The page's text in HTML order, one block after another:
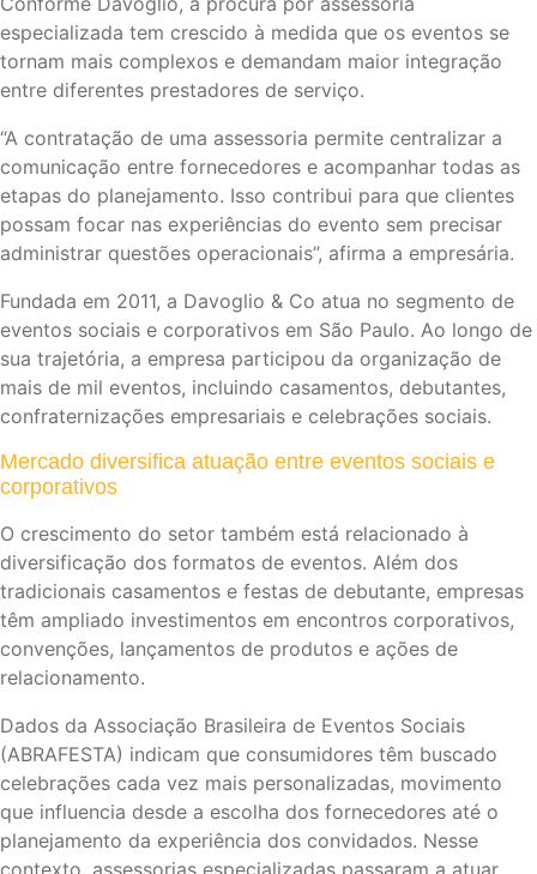
especializada tem crescido à medida que os eventos se
tornam mais complexos e demandam maior integração
entre diferentes prestadores de serviço.
“A contratação de uma assessoria permite centralizar a
comunicação entre fornecedores e acompanhar todas as
etapas do planejamento. Isso contribui para que clientes
possam focar nas experiências do evento sem precisar
administrar questões operacionais”, afirma a empresária.
Fundada em 2011, a Davoglio & Co atua no segmento de
eventos sociais e corporativos em São Paulo. Ao longo de
sua trajetória, a empresa participou da organização de
mais de mil eventos, incluindo casamentos, debutantes,
confraternizações empresariais e celebrações sociais.
Mercado diversifica atuação entre eventos sociais e
corporativos
O crescimento do setor também está relacionado à
diversificação dos formatos de eventos. Além dos
tradicionais casamentos e festas de debutante, empresas
têm ampliado investimentos em encontros corporativos,
convenções, lançamentos de produtos e ações de
relacionamento.
Dados da Associação Brasileira de Eventos Sociais
(ABRAFESTA) indicam que consumidores têm buscado
celebrações cada vez mais personalizadas, movimento
que influencia desde a escolha dos fornecedores até o
planejamento da experiência dos convidados. Nesse
contexto, assessorias especializadas passaram a atuar